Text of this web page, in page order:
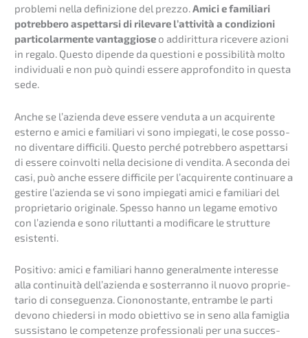
proble­mi nella defini­zio­ne del prezzo.Amici e familia­ri
potreb­be­ro aspet­tar­si di rileva­re l’atti­vi­tà a condi­zio­ni
parti­co­lar­men­te vantag­gio­se o addirit­tu­ra riceve­re azioni
in regalo. Questo dipen­de da questio­ni e possi­bi­li­tà molto
indivi­dua­li e non può quindi essere appro­fon­di­to in questa
sede.
Anche se l’azi­en­da deve essere vendu­ta a un acqui­ren­te
ester­no e amici e familia­ri vi sono impie­ga­ti, le cose posso­
no diven­ta­re diffi­ci­li. Questo perché potreb­be­ro aspet­tar­si
di essere coinvol­ti nella decis­io­ne di vendita. A secon­da dei
casi, può anche essere diffi­ci­le per l’acqui­ren­te conti­nu­are a
gesti­re l’azi­en­da se vi sono impie­ga­ti amici e familia­ri del
proprie­ta­rio origi­na­le. Spesso hanno un legame emotivo
con l’azi­en­da e sono rilut­tan­ti a modifi­ca­re le strut­tu­re
esistenti.
Positivo: amici e familia­ri hanno general­men­te inter­es­se
alla conti­nui­tà dell’a­zi­en­da e soster­ran­no il nuovo proprie­
ta­rio di conse­guen­za. Ciono­no­stan­te, entram­be le parti
devono chieder­si in modo obiet­tivo se in seno alla famiglia
sussist­a­no le compe­ten­ze profes­sio­na­li per una succes­